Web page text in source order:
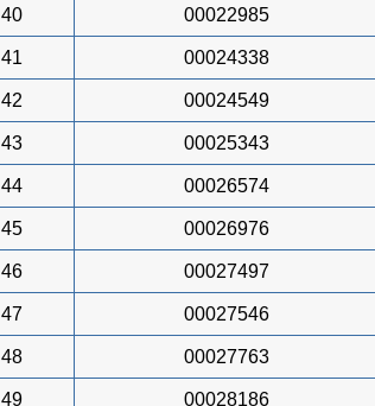
40 00022985
41 00024338
42 00024549
43 00025343
44 00026574
45 00026976
46 00027497
47 00027546
48 00027763
49 00028186